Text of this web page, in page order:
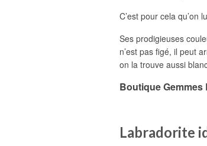
C’est pour cela qu’on
Ses prodigieuses
n’est pas figé, il peut
on la trouve aussi
Boutique Gemmes
Labradorite